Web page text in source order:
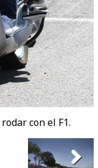
con el F1.